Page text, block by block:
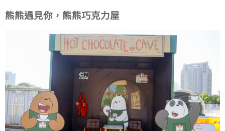
熊熊遇見你，熊熊巧克力屋